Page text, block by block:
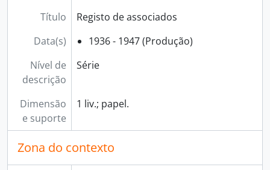
Título
Registo de associados
Data(s)
1936 - 1947 (Produção)
Nível de
descrição
Série
Dimensão
e suporte
1 liv.; papel.
Zona do contexto